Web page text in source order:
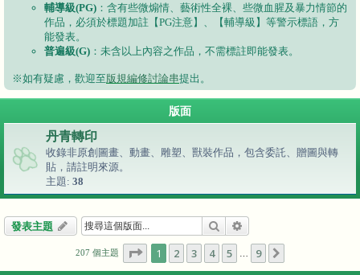
輔導級(PG) ：含有些微煽情、藝術性全裸、些微血腥及暴力情節的
作品，必須於標題加註【PG注意】、【輔導級】等警示標語，方
能發表。
普遍級(G) ：未含以上內容之作品，不需標註即能發表。
※如有疑慮，歡迎至 版規編修討論串提出。
版面
丹青轉印
收錄非原創圖畫、動畫、雕塑、獸裝作品，包含委託、贈圖與轉
貼，請註明來源。
主題: 38
發表主題 搜尋
207 個主題 1 頁 (共9 頁)
1 2 3 4 5 9